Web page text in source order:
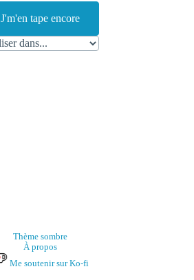
J'm'en tape encore
Thème sombre
À propos
Me soutenir sur Ko-fi